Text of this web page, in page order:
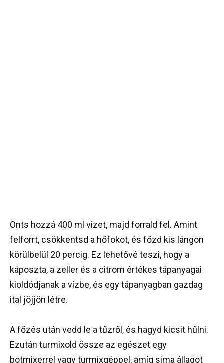
Önts hozzá 400 ml vizet, majd forrald fel. Amint
felforrt, csökkentsd a hőfokot, és főzd kis lángon
körülbelül 20 percig. Ez lehetővé teszi, hogy a
káposzta, a zeller és a citrom értékes tápanyagai
kioldódjanak a vízbe, és egy tápanyagban gazdag
ital jöjjön létre.
A főzés után vedd le a tűzről, és hagyd kicsit hűlni.
Ezután turmixold össze az egészet egy
botmixerrel vagy turmixgéppel, amíg sima állagot